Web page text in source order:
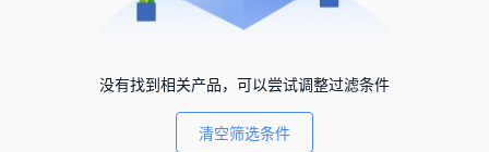
没有找到相关产品，可以尝试调整过滤条件
清空筛选条件